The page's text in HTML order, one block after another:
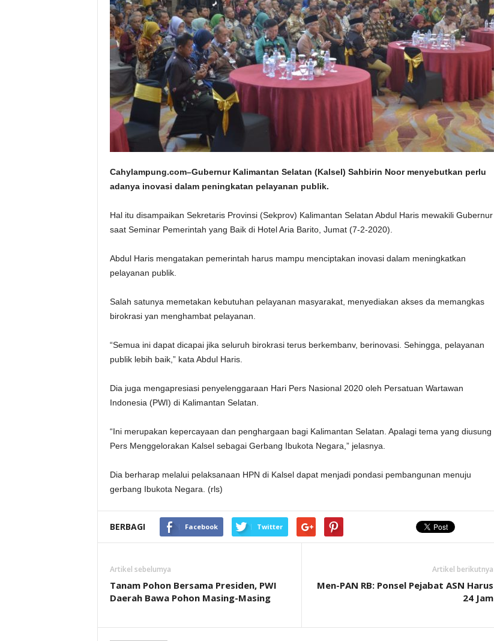
Cahylampung.com–Gubernur Kalimantan Selatan (Kalsel) Sahbirin Noor menyebutkan perlu
adanya inovasi dalam peningkatan pelayanan publik.
Hal itu disampaikan Sekretaris Provinsi (Sekprov) Kalimantan Selatan Abdul Haris mewakili Gubernur
saat Seminar Pemerintah yang Baik di Hotel Aria Barito, Jumat (7-2-2020).
Abdul Haris mengatakan pemerintah harus mampu menciptakan inovasi dalam meningkatkan
pelayanan publik.
Salah satunya memetakan kebutuhan pelayanan masyarakat, menyediakan akses da memangkas
birokrasi yan menghambat pelayanan.
“Semua ini dapat dicapai jika seluruh birokrasi terus berkembanv, berinovasi. Sehingga, pelayanan
publik lebih baik,” kata Abdul Haris.
Dia juga mengapresiasi penyelenggaraan Hari Pers Nasional 2020 oleh Persatuan Wartawan
Indonesia (PWI) di Kalimantan Selatan.
“Ini merupakan kepercayaan dan penghargaan bagi Kalimantan Selatan. Apalagi tema yang diusung
Pers Menggelorakan Kalsel sebagai Gerbang Ibukota Negara,” jelasnya.
Dia berharap melalui pelaksanaan HPN di Kalsel dapat menjadi pondasi pembangunan menuju
gerbang Ibukota Negara. (rls)
BERBAGI Facebook Twitter
Artikel sebelumya
Tanam Pohon Bersama Presiden, PWI
Daerah Bawa Pohon Masing-Masing
Artikel berikutnya
Men-PAN RB: Ponsel Pejabat ASN Harus
24 Jam